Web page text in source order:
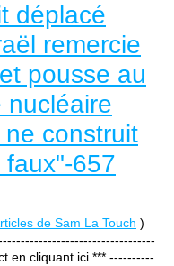
déplacé
remercie
pousse au
nucléaire
construit
657
de Sam La Touch )
en cliquant ici *** ----------